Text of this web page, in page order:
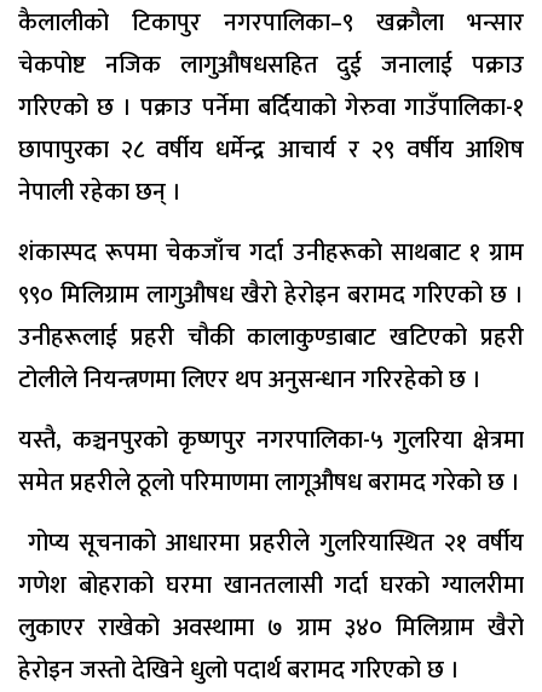
कैलालीको टिकापुर नगरपालिका–९ खक्रौला भन्सार
चेकपोष्ट नजिक लागुऔषधसहित दुई जनालाई पक्राउ
गरिएको छ । पक्राउ पर्नेमा बर्दियाको गेरुवा गाउँपालिका-१
छापापुरका २८ वर्षीय धर्मेन्द्र आचार्य र २९ वर्षीय आशिष
नेपाली रहेका छन् ।
शंकास्पद रूपमा चेकजाँच गर्दा उनीहरूको साथबाट १ ग्राम
९९० मिलिग्राम लागुऔषध खैरो हेरोइन बरामद गरिएको छ ।
उनीहरूलाई प्रहरी चौकी कालाकुण्डाबाट खटिएको प्रहरी
टोलीले नियन्त्रणमा लिएर थप अनुसन्धान गरिरहेको छ ।
यस्तै, कञ्चनपुरको कृष्णपुर नगरपालिका-५ गुलरिया क्षेत्रमा
समेत प्रहरीले ठूलो परिमाणमा लागूऔषध बरामद गरेको छ ।
गोप्य सूचनाको आधारमा प्रहरीले गुलरियास्थित २१ वर्षीय
गणेश बोहराको घरमा खानतलासी गर्दा घरको ग्यालरीमा
लुकाएर राखेको अवस्थामा ७ ग्राम ३४० मिलिग्राम खैरो
हेरोइन जस्तो देखिने धुलो पदार्थ बरामद गरिएको छ ।